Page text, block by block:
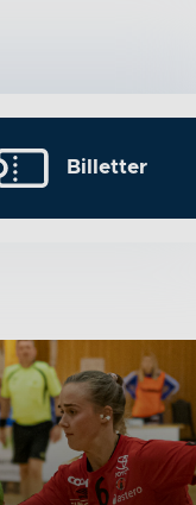
Billetter